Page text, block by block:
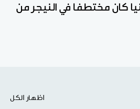
كان مختطفا في النيجر من
اظهار الكل